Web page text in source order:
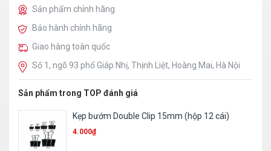
Sản phẩm chính hãng
Bảo hành chính hãng
Giao hàng toàn quốc
Số 1, ngõ 93 phố Giáp Nhị, Thịnh Liệt, Hoàng Mai, Hà Nội
Sản phẩm trong TOP đánh giá
Kẹp bướm Double Clip 15mm (hộp 12 cái)
4.000₫